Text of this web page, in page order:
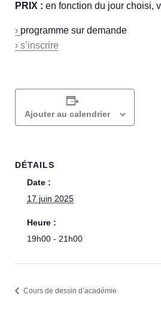
PRIX : en fonction du jour choisi,
› programme sur demande
› s’inscrire
Ajouter au calendrier
DÉTAILS
Date :
17 juin 2025
Heure :
19h00 - 21h00
Cours de dessin d’académie​